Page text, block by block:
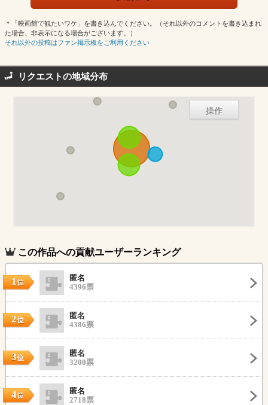
＊「映画館で観たいワケ」を書き込んでください。（それ以外のコメントを書き込まれ
た場合、非表示になる場合がございます。）
それ以外の投稿はファン掲示板をご利用ください
リクエストの地域分布
操作
この作品への貢献ユーザーランキング
1位
匿名
4396票
2位
匿名
4386票
3位
匿名
3200票
4位
匿名
2718票